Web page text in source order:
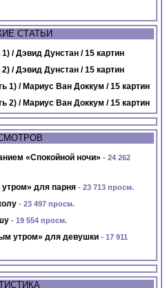
СТАТЬИ
/ Дэвид Дунстан / 15 картин
/ Дэвид Дунстан / 15 картин
1) / Мариус Ван Доккум / 15 картин
2) / Мариус Ван Доккум / 15 картин
«Спокойной ночи» - 24 262
для парня - 23 713 просм.
- 23 497 просм.
- 19 554 просм.
утром» для девушки - 17 911